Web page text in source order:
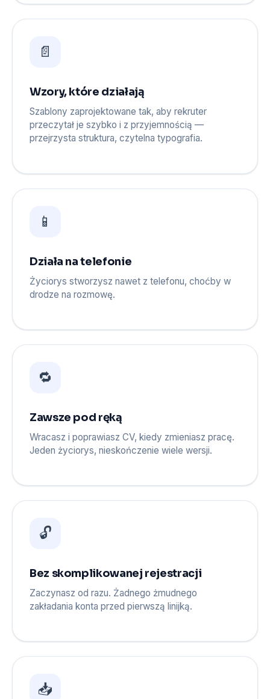
📄
Wzory, które działają
Szablony zaprojektowane tak, aby rekruter
przeczytał je szybko i z przyjemnością —
przejrzysta struktura, czytelna typografia.
📱
Działa na telefonie
Życiorys stworzysz nawet z telefonu, choćby w
drodze na rozmowę.
🔁
Zawsze pod ręką
Wracasz i poprawiasz CV, kiedy zmieniasz pracę.
Jeden życiorys, nieskończenie wiele wersji.
🔓
Bez skomplikowanej rejestracji
Zaczynasz od razu. Żadnego żmudnego
zakładania konta przed pierwszą linijką.
📥